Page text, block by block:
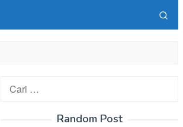
Cari
Random Post